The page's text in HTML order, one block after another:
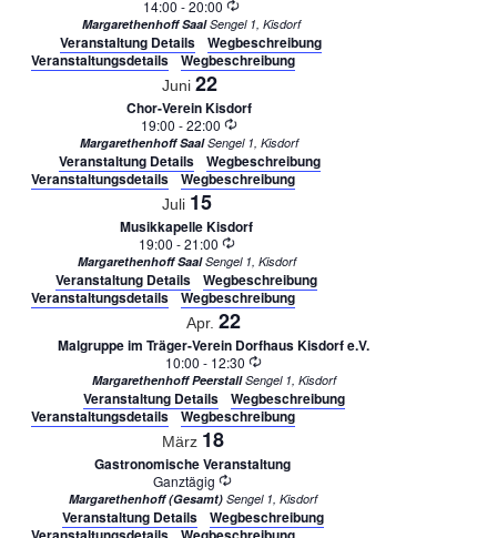
14:00 -20:00 Wiederholung
Margarethenhoff Saal Sengel 1, Kisdorf
Veranstaltung Details
Wegbeschreibung
Veranstaltungsdetails
Wegbeschreibung
Juni 22
Chor-Verein Kisdorf
19:00 -22:00 Wiederholung
Margarethenhoff Saal Sengel 1, Kisdorf
Veranstaltung Details
Wegbeschreibung
Veranstaltungsdetails
Wegbeschreibung
Juli 15
Musikkapelle Kisdorf
19:00 -21:00 Wiederholung
Margarethenhoff Saal Sengel 1, Kisdorf
Veranstaltung Details
Wegbeschreibung
Veranstaltungsdetails
Wegbeschreibung
Apr. 22
Malgruppe im Träger-Verein Dorfhaus Kisdorf e.V.
10:00 - 12:30 Wiederholung
Margarethenhoff Peerstall Sengel 1, Kisdorf
Veranstaltung Details
Wegbeschreibung
Veranstaltungsdetails
Wegbeschreibung
März 18
Gastronomische Veranstaltung
Ganztägig Wiederholung
Margarethenhoff (Gesamt) Sengel 1, Kisdorf
Veranstaltung Details
Wegbeschreibung